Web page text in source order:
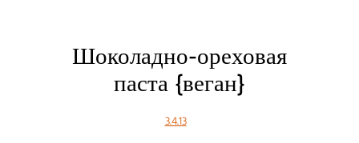
Шоколадно-ореховая
паста {веган}
3.4.13